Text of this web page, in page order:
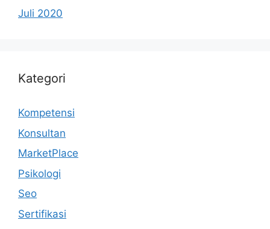
Juli 2020
Kategori
Kompetensi
Konsultan
MarketPlace
Psikologi
Seo
Sertifikasi